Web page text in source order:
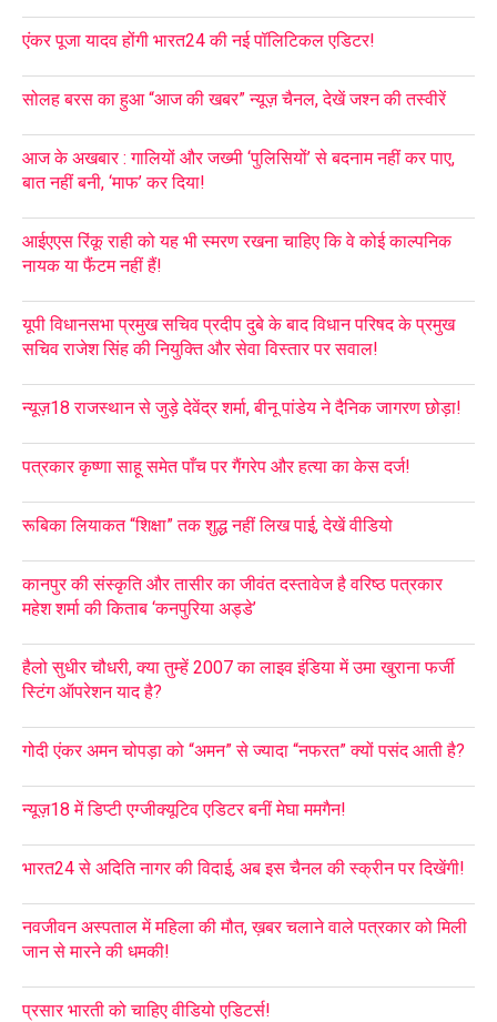
एंकर पूजा यादव होंगी भारत24 की नई पॉलिटिकल एडिटर!
सोलह बरस का हुआ “आज की खबर” न्यूज़ चैनल, देखें जश्न की तस्वीरें
आज के अखबार : गालियों और जख्मी ‘पुलिसियों’ से बदनाम नहीं कर पाए,
बात नहीं बनी, ‘माफ’ कर दिया!
आईएएस रिंकू राही को यह भी स्मरण रखना चाहिए कि वे कोई काल्पनिक
नायक या फैंटम नहीं हैं!
यूपी विधानसभा प्रमुख सचिव प्रदीप दुबे के बाद विधान परिषद के प्रमुख
सचिव राजेश सिंह की नियुक्ति और सेवा विस्तार पर सवाल!
न्यूज़18 राजस्थान से जुड़े देवेंद्र शर्मा, बीनू पांडेय ने दैनिक जागरण छोड़ा!
पत्रकार कृष्णा साहू समेत पाँच पर गैंगरेप और हत्या का केस दर्ज!
रूबिका लियाकत “शिक्षा” तक शुद्ध नहीं लिख पाई, देखें वीडियो
कानपुर की संस्कृति और तासीर का जीवंत दस्तावेज है वरिष्ठ पत्रकार
महेश शर्मा की किताब ‘कनपुरिया अड्डे’
हैलो सुधीर चौधरी, क्या तुम्हें 2007 का लाइव इंडिया में उमा खुराना फर्जी
स्टिंग ऑपरेशन याद है?
गोदी एंकर अमन चोपड़ा को “अमन” से ज्यादा “नफरत” क्यों पसंद आती है?
न्यूज़18 में डिप्टी एग्जीक्यूटिव एडिटर बनीं मेघा ममगैन!
भारत24 से अदिति नागर की विदाई, अब इस चैनल की स्क्रीन पर दिखेंगी!
नवजीवन अस्पताल में महिला की मौत, ख़बर चलाने वाले पत्रकार को मिली
जान से मारने की धमकी!
प्रसार भारती को चाहिए वीडियो एडिटर्स!